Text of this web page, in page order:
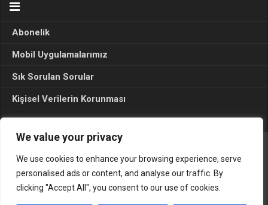
We value your privacy
We use cookies to enhance your browsing experience, serve
personalised ads or content, and analyse our traffic. By
clicking "Accept All", you consent to our use of cookies.
Abonelik
Mobil Uygulamalarımız
Sık Sorulan Sorular
Kişisel Verilerin Korunması
Seçim Sonuçları 2024
Gerçek Hayat © 2015. Her hakkı sakldır.